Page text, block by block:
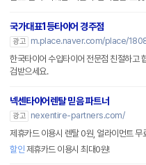
국가대표1등타이어 경주점
광고
m.place.naver.com/place/
한국타이어 수입타이어 전문점 친절하고
검받으세요.
넥센타이어렌탈 믿음 파트너
광고
nexentire-partners.com/
제휴카드 이용시 렌탈 0원, 얼라이먼트 무
할인 제휴카드 이용시 최대0원!